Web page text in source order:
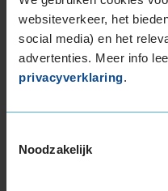
websiteverkeer, het
social media) en het
advertenties. Meer info
privacyverklaring.
Noodzakelijk
Datum: 27 maart 2026 bij
: 27 maart 2026 bij